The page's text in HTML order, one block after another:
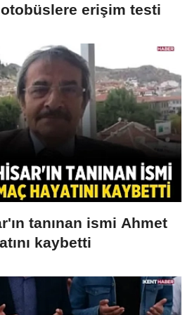
erişim testi
tanınan ismi Ahmet
kaybetti